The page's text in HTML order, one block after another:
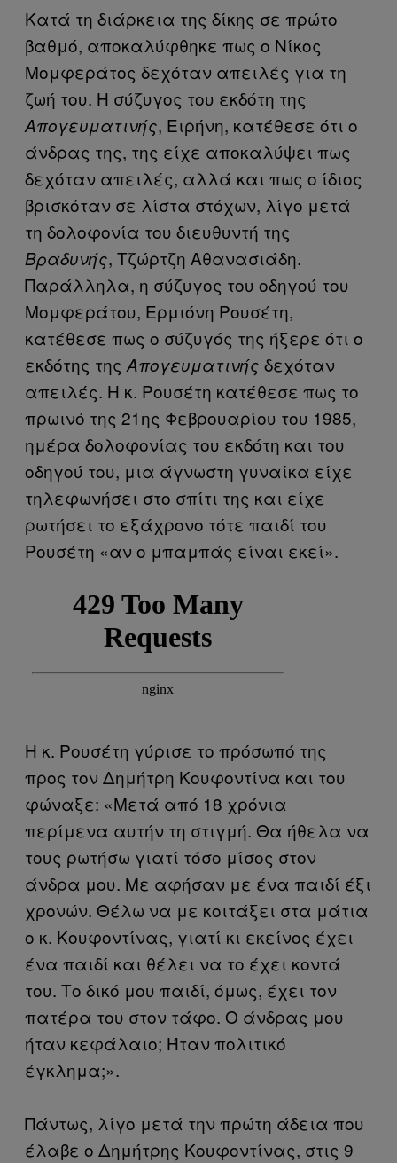
Κατά τη διάρκεια της δίκης σε πρώτο
βαθμό, αποκαλύφθηκε πως ο Νίκος
Μομφεράτος δεχόταν απειλές για τη
ζωή του. Η σύζυγος του εκδότη της
Απογευματινής, Ειρήνη, κατέθεσε ότι ο
άνδρας της, της είχε αποκαλύψει πως
δεχόταν απειλές, αλλά και πως ο ίδιος
βρισκόταν σε λίστα στόχων, λίγο μετά
τη δολοφονία του διευθυντή της
Βραδυνής, Τζώρτζη Αθανασιάδη.
Παράλληλα, η σύζυγος του οδηγού του
Μομφεράτου, Ερμιόνη Ρουσέτη,
κατέθεσε πως ο σύζυγός της ήξερε ότι ο
εκδότης της Απογευματινής δεχόταν
απειλές. Η κ. Ρουσέτη κατέθεσε πως το
πρωινό της 21ης Φεβρουαρίου του 1985,
ημέρα δολοφονίας του εκδότη και του
οδηγού του, μια άγνωστη γυναίκα είχε
τηλεφωνήσει στο σπίτι της και είχε
ρωτήσει το εξάχρονο τότε παιδί του
Ρουσέτη «αν ο μπαμπάς είναι εκεί».
Η κ. Ρουσέτη γύρισε το πρόσωπό της
προς τον Δημήτρη Κουφοντίνα και του
φώναξε: «Μετά από 18 χρόνια
περίμενα αυτήν τη στιγμή. Θα ήθελα να
τους ρωτήσω γιατί τόσο μίσος στον
άνδρα μου. Με αφήσαν με ένα παιδί έξι
χρονών. Θέλω να με κοιτάξει στα μάτια
ο κ. Κουφοντίνας, γιατί κι εκείνος έχει
ένα παιδί και θέλει να το έχει κοντά
του. Το δικό μου παιδί, όμως, έχει τον
πατέρα του στον τάφο. Ο άνδρας μου
ήταν κεφάλαιο; Ήταν πολιτικό
έγκλημα;».
Πάντως, λίγο μετά την πρώτη άδεια που
έλαβε ο Δημήτρης Κουφοντίνας, στις 9